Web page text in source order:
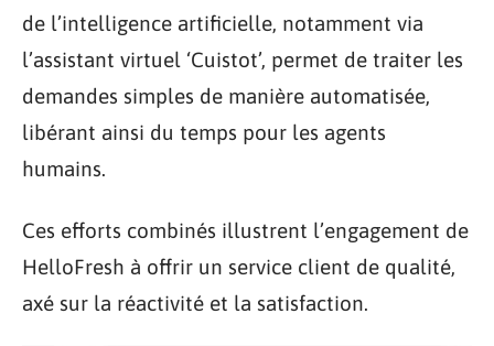
de l’intelligence artificielle, notamment via
l’assistant virtuel ‘Cuistot’, permet de traiter les
demandes simples de manière automatisée,
libérant ainsi du temps pour les agents
humains.
Ces efforts combinés illustrent l’engagement de
HelloFresh à offrir un service client de qualité,
axé sur la réactivité et la satisfaction.